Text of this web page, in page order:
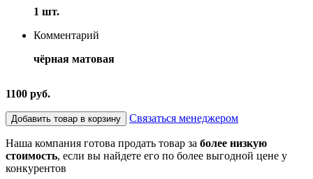
1 шт.
Комментарий
чёрная матовая
1100 руб.
Добавить товар в корзину Связаться менеджером
Наша компания готова продать товар за более низкую
стоимость, если вы найдете его по более выгодной цене у
конкурентов